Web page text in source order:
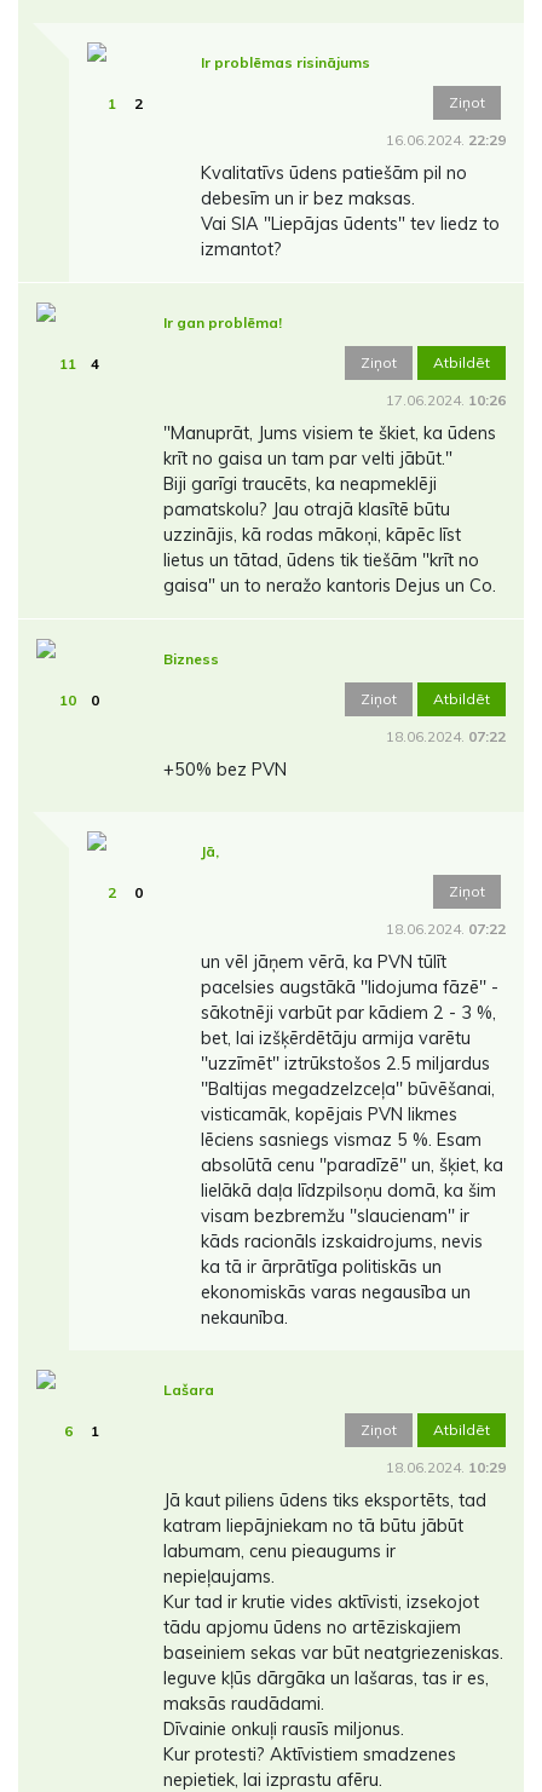
1 2
Ir problēmas risinājums
Ziņot
16.06.2024. 22:29
Kvalitatīvs ūdens patiešām pil no
debesīm un ir bez maksas.
Vai SIA "Liepājas ūdents" tev liedz to
izmantot?
11 4
Ir gan problēma!
Ziņot Atbildēt
17.06.2024. 10:26
"Manuprāt, Jums visiem te škiet, ka ūdens
krīt no gaisa un tam par velti jābūt."
Biji garīgi traucēts, ka neapmeklēji
pamatskolu? Jau otrajā klasītē būtu
uzzinājis, kā rodas mākoņi, kāpēc līst
lietus un tātad, ūdens tik tiešām "krīt no
gaisa" un to neražo kantoris Dejus un Co.
10 0
Bizness
Ziņot Atbildēt
18.06.2024. 07:22
+50% bez PVN
2 0
Jā,
Ziņot
18.06.2024. 07:22
un vēl jāņem vērā, ka PVN tūlīt
pacelsies augstākā ''lidojuma fāzē'' -
sākotnēji varbūt par kādiem 2 - 3 %,
bet, lai izšķērdētāju armija varētu
''uzzīmēt'' iztrūkstošos 2.5 miljardus
''Baltijas megadzelzceļa'' būvēšanai,
visticamāk, kopējais PVN likmes
lēciens sasniegs vismaz 5 %. Esam
absolūtā cenu ''paradīzē'' un, šķiet, ka
lielākā daļa līdzpilsoņu domā, ka šim
visam bezbremžu ''slaucienam'' ir
kāds racionāls izskaidrojums, nevis
ka tā ir ārprātīga politiskās un
ekonomiskās varas negausība un
nekaunība.
6 1
Lašara
Ziņot Atbildēt
18.06.2024. 10:29
Jā kaut piliens ūdens tiks eksportēts, tad
katram liepājniekam no tā būtu jābūt
labumam, cenu pieaugums ir
nepieļaujams.
Kur tad ir krutie vides aktīvisti, izsekojot
tādu apjomu ūdens no artēziskajiem
baseiniem sekas var būt neatgriezeniskas.
Ieguve kļūs dārgāka un lašaras, tas ir es,
maksās raudādami.
Dīvainie onkuļi rausīs miljonus.
Kur protesti? Aktīvistiem smadzenes
nepietiek, lai izprastu afēru.